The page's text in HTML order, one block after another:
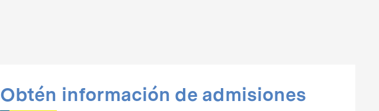
Obtén información de admisiones